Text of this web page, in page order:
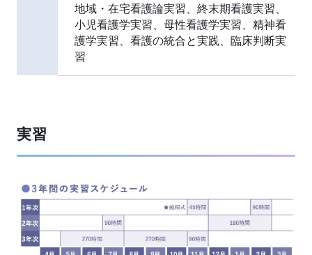
地域・在宅看護論実習、終末期看護実習、
小児看護学実習、母性看護学実習、精神看
護学実習、看護の統合と実践、臨床判断実
習
実習